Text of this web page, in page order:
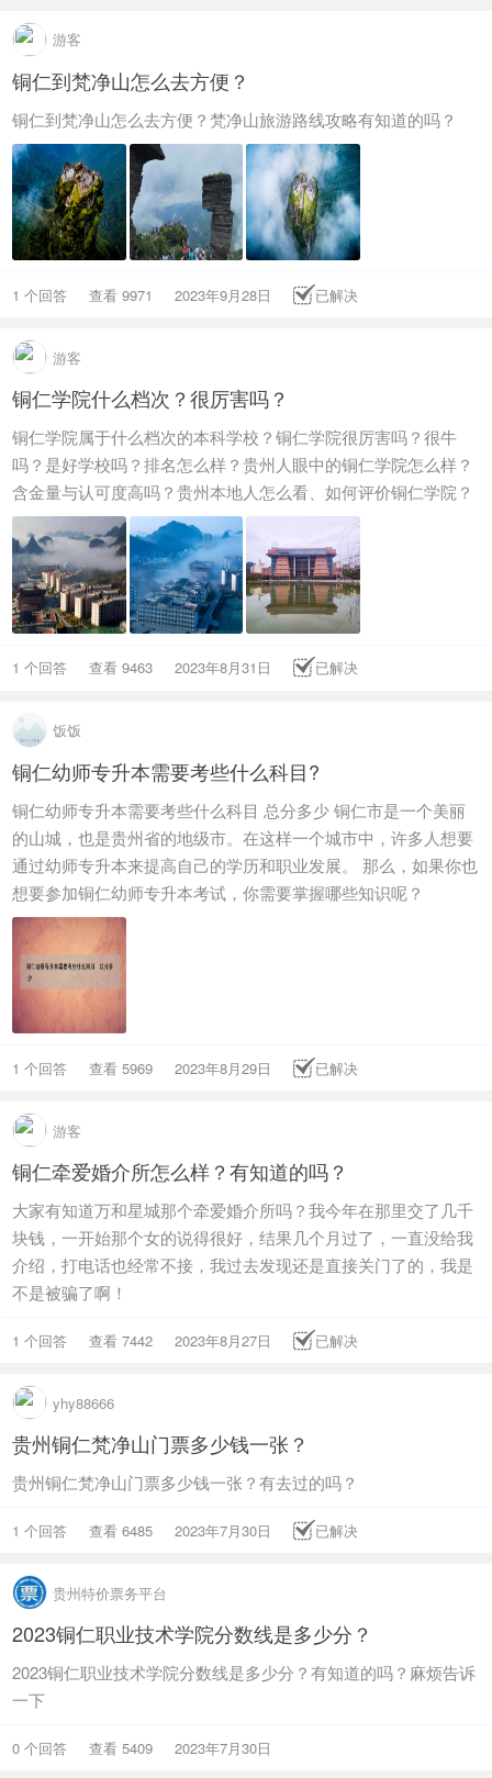
游客
铜仁到梵净山怎么去方便？
铜仁到梵净山怎么去方便？梵净山旅游路线攻略有知道的吗？
1 个回答 查看 9971 2023年9月28日 已解决
游客
铜仁学院什么档次？很厉害吗？
铜仁学院属于什么档次的本科学校？铜仁学院很厉害吗？很牛
吗？是好学校吗？排名怎么样？贵州人眼中的铜仁学院怎么样？
含金量与认可度高吗？贵州本地人怎么看、如何评价铜仁学院？
1 个回答 查看 9463 2023年8月31日 已解决
饭饭
铜仁幼师专升本需要考些什么科目?
铜仁幼师专升本需要考些什么科目 总分多少 铜仁市是一个美丽
的山城，也是贵州省的地级市。在这样一个城市中，许多人想要
通过幼师专升本来提高自己的学历和职业发展。 那么，如果你也
想要参加铜仁幼师专升本考试，你需要掌握哪些知识呢？
1 个回答 查看 5969 2023年8月29日 已解决
游客
铜仁牵爱婚介所怎么样？有知道的吗？
大家有知道万和星城那个牵爱婚介所吗？我今年在那里交了几千
块钱，一开始那个女的说得很好，结果几个月过了，一直没给我
介绍，打电话也经常不接，我过去发现还是直接关门了的，我是
不是被骗了啊！
1 个回答 查看 7442 2023年8月27日 已解决
yhy88666
贵州铜仁梵净山门票多少钱一张？
贵州铜仁梵净山门票多少钱一张？有去过的吗？
1 个回答 查看 6485 2023年7月30日 已解决
贵州特价票务平台
2023铜仁职业技术学院分数线是多少分？
2023铜仁职业技术学院分数线是多少分？有知道的吗？麻烦告诉
一下
0 个回答 查看 5409 2023年7月30日